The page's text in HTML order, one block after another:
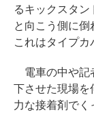
るキックスタ
と向こう側に倒
これはタイプカ
電車の中や記
下させた現場を
力な接着剤でく